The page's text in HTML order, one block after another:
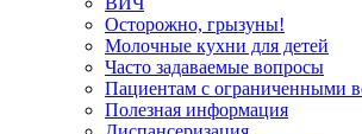
Осторожно, грызуны!
Молочные кухни для детей
Часто задаваемые вопросы
Пациентам с ограниченными
Полезная информация